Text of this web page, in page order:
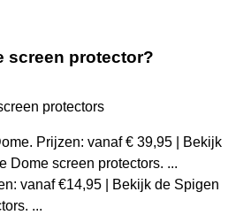
screen protector?
protectors
Prijzen: vanaf € 39,95 | Bekijk
Dome screen protectors. ...
vanaf €14,95 | Bekijk de Spigen
...